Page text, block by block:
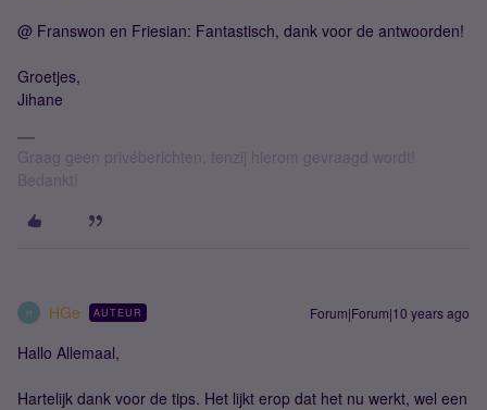
@ Franswon en Friesian: Fantastisch, dank voor de antwoorden!
Groetjes,
Jihane
Graag geen privéberichten, tenzij hierom gevraagd wordt!
Bedankt!
H HGe AUTEUR Forum|Forum|10 years ago
Hallo Allemaal,
Hartelijk dank voor de tips. Het lijkt erop dat het nu werkt, wel een